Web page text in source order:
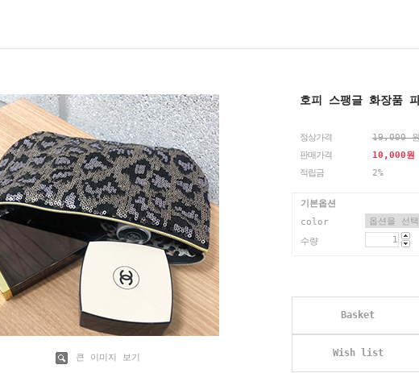
큰 이미지 보기
호피 스팽글 화장품
정상가격
19,000
판매가격
10,000원
적립금
2%
기본옵션
color
수량
Basket
Wish list